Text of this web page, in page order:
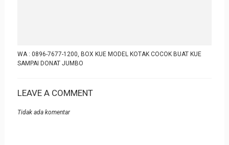
WA : 0896-7677-1200, BOX KUE MODEL KOTAK COCOK BUAT KUE
SAMPAI DONAT JUMBO
LEAVE A COMMENT
Tidak ada komentar